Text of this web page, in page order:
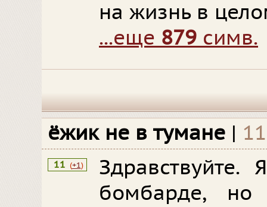
на жизнь в
...еще 879 симв.
ёжик не в тумане |
11 (+1)
бомбарде, но